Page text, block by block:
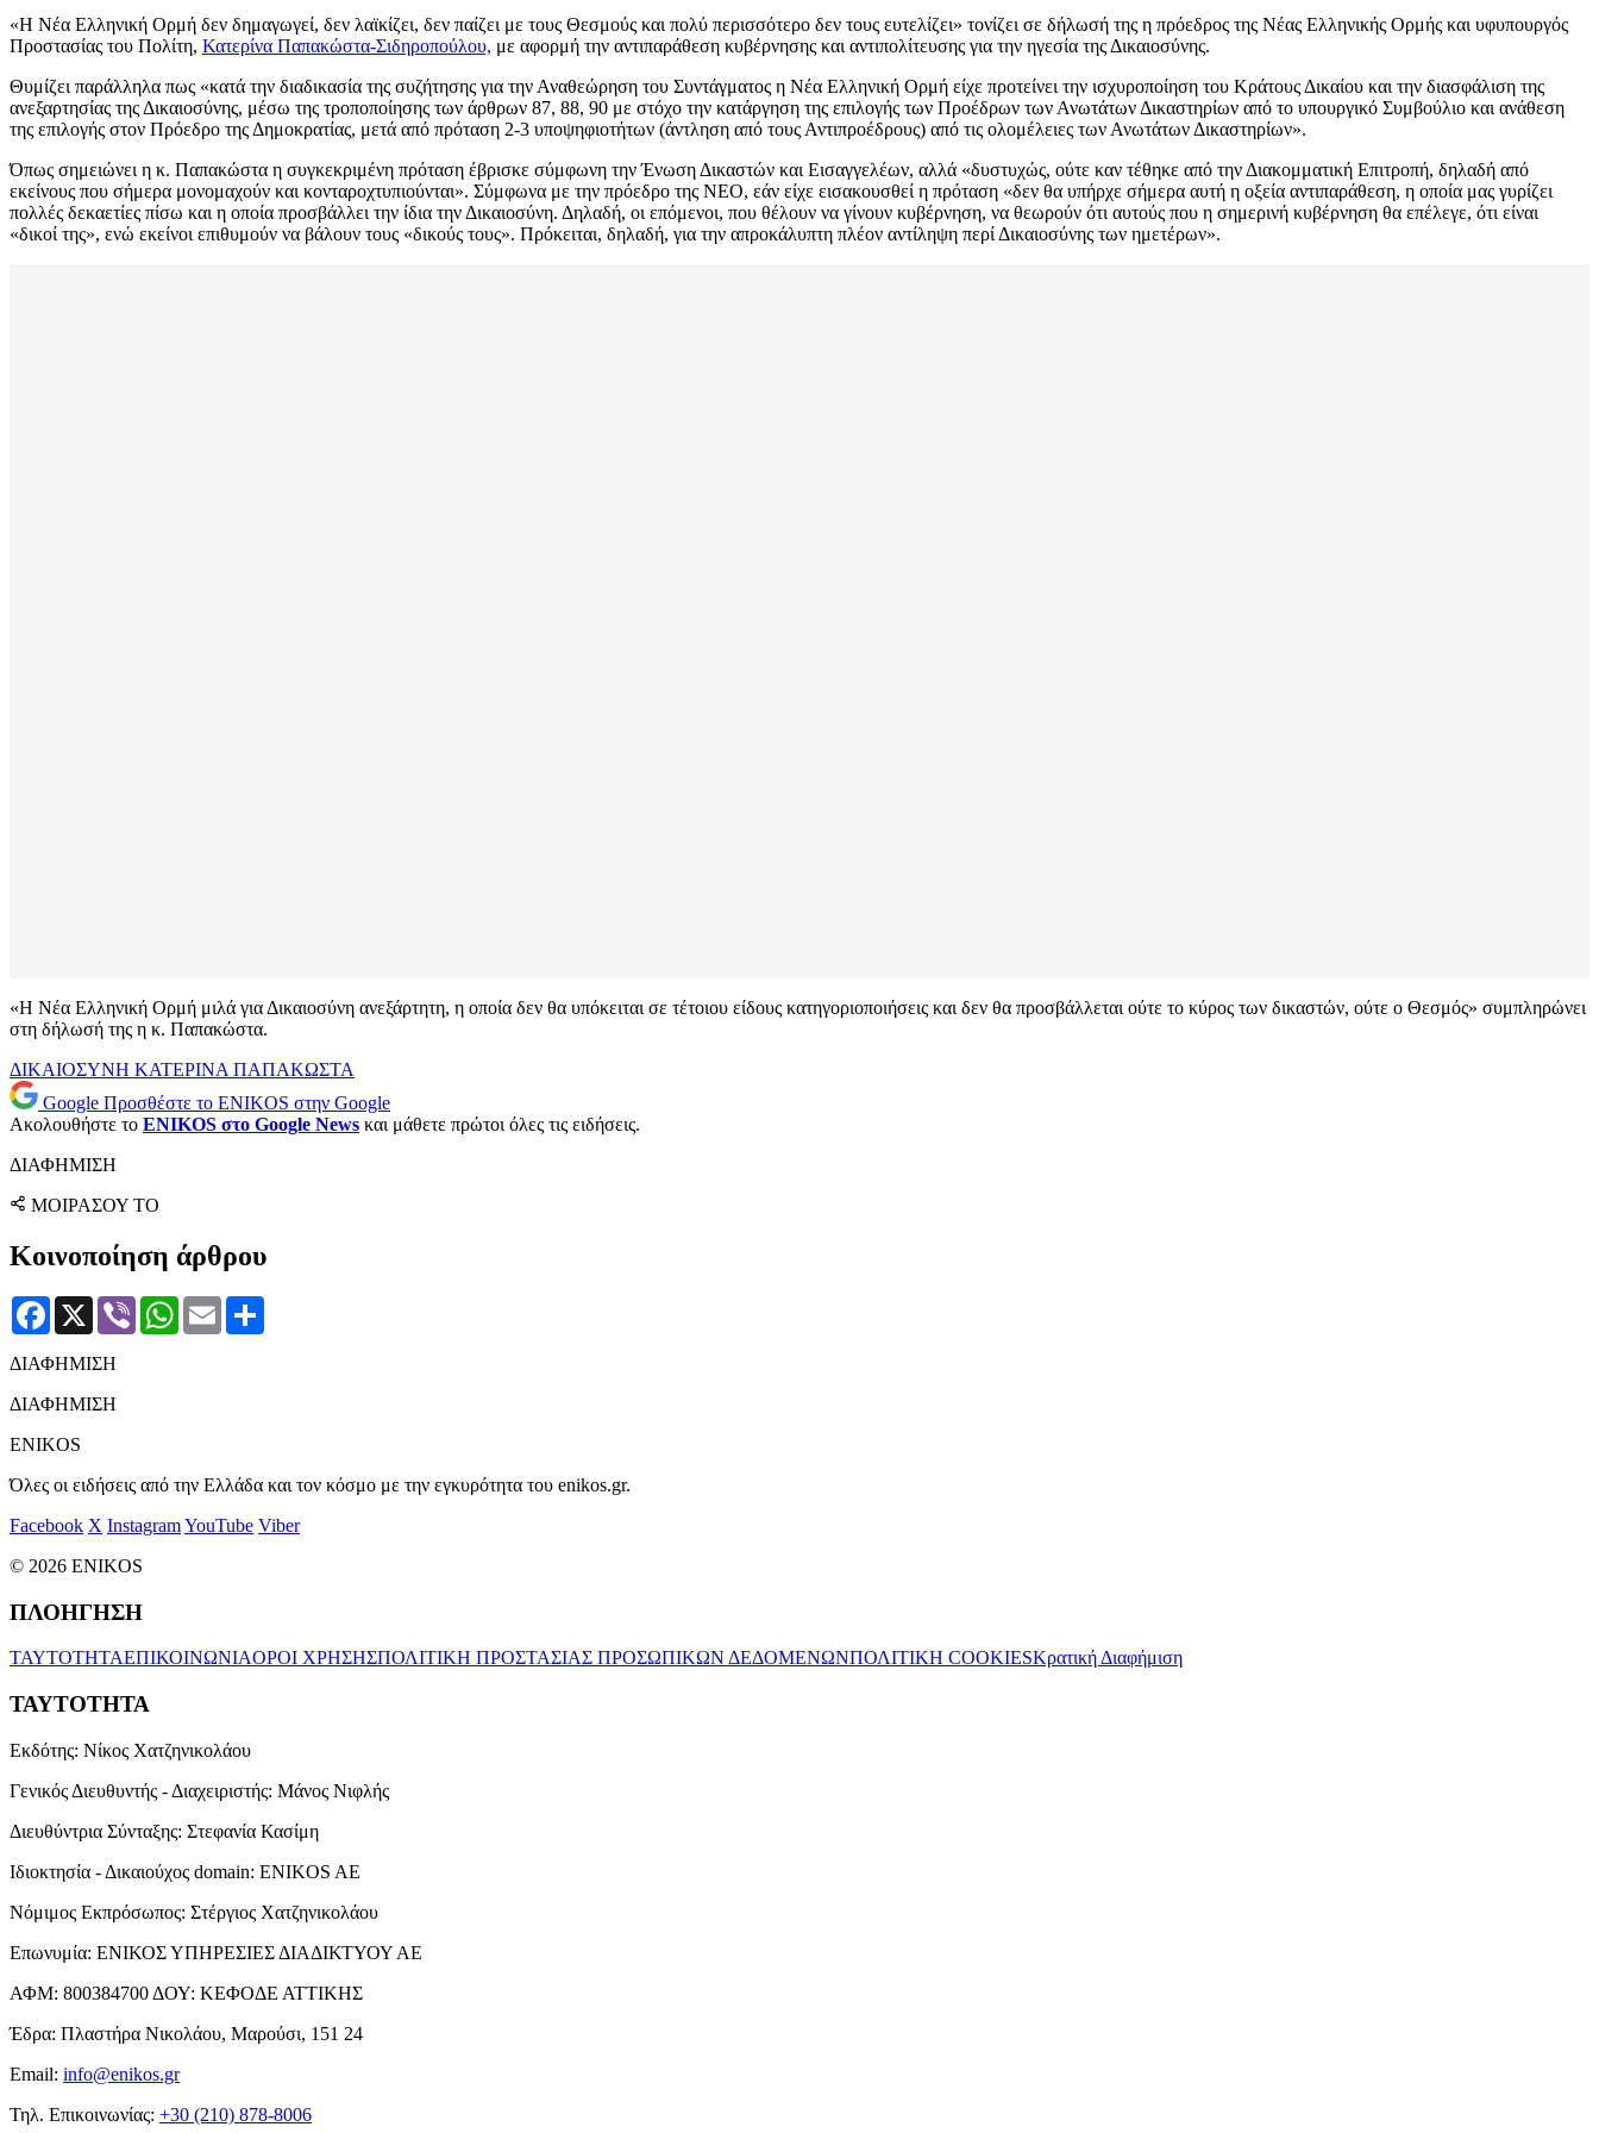
«Η Νέα Ελληνική Ορμή δεν δημαγωγεί, δεν λαϊκίζει, δεν παίζει με τους Θεσμούς και πολύ περισσότερο δεν τους ευτελίζει» τονίζει σε δήλωσή της η πρόεδρος της Νέας Ελληνικής Ορμής και υφυπουργός
Προστασίας του Πολίτη, Κατερίνα Παπακώστα-Σιδηροπούλου, με αφορμή την αντιπαράθεση κυβέρνησης και αντιπολίτευσης για την ηγεσία της Δικαιοσύνης.
Θυμίζει παράλληλα πως «κατά την διαδικασία της συζήτησης για την Αναθεώρηση του Συντάγματος η Νέα Ελληνική Ορμή είχε προτείνει την ισχυροποίηση του Κράτους Δικαίου και την διασφάλιση της
ανεξαρτησίας της Δικαιοσύνης, μέσω της τροποποίησης των άρθρων 87, 88, 90 με στόχο την κατάργηση της επιλογής των Προέδρων των Ανωτάτων Δικαστηρίων από το υπουργικό Συμβούλιο και ανάθεση
της επιλογής στον Πρόεδρο της Δημοκρατίας, μετά από πρόταση 2-3 υποψηφιοτήτων (άντληση από τους Αντιπροέδρους) από τις ολομέλειες των Ανωτάτων Δικαστηρίων».
Όπως σημειώνει η κ. Παπακώστα η συγκεκριμένη πρόταση έβρισκε σύμφωνη την Ένωση Δικαστών και Εισαγγελέων, αλλά «δυστυχώς, ούτε καν τέθηκε από την Διακομματική Επιτροπή, δηλαδή από
εκείνους που σήμερα μονομαχούν και κονταροχτυπιούνται». Σύμφωνα με την πρόεδρο της ΝΕΟ, εάν είχε εισακουσθεί η πρόταση «δεν θα υπήρχε σήμερα αυτή η οξεία αντιπαράθεση, η οποία μας γυρίζει
πολλές δεκαετίες πίσω και η οποία προσβάλλει την ίδια την Δικαιοσύνη. Δηλαδή, οι επόμενοι, που θέλουν να γίνουν κυβέρνηση, να θεωρούν ότι αυτούς που η σημερινή κυβέρνηση θα επέλεγε, ότι είναι
«δικοί της», ενώ εκείνοι επιθυμούν να βάλουν τους «δικούς τους». Πρόκειται, δηλαδή, για την απροκάλυπτη πλέον αντίληψη περί Δικαιοσύνης των ημετέρων».
«Η Νέα Ελληνική Ορμή μιλά για Δικαιοσύνη ανεξάρτητη, η οποία δεν θα υπόκειται σε τέτοιου είδους κατηγοριοποιήσεις και δεν θα προσβάλλεται ούτε το κύρος των δικαστών, ούτε ο Θεσμός» συμπληρώνει
στη δήλωσή της η κ. Παπακώστα.
ΔΙΚΑΙΟΣΥΝΗ ΚΑΤΕΡΙΝΑ ΠΑΠΑΚΩΣΤΑ
Google Προσθέστε το ENIKOS στην Google
Ακολουθήστε το ENIKOS στο Google News και μάθετε πρώτοι όλες τις ειδήσεις.
ΔΙΑΦΗΜΙΣΗ
ΜΟΙΡΑΣΟΥ ΤΟ
Κοινοποίηση άρθρου
Facebook
X Viber WhatsApp
Email
ΔΙΑΦΗΜΙΣΗ
ΔΙΑΦΗΜΙΣΗ
ENIKOS
Όλες οι ειδήσεις από την Ελλάδα και τον κόσμο με την εγκυρότητα του enikos.gr.
Facebook X InstagramYouTube Viber
© 2026 ENIKOS
ΠΛΟΗΓΗΣΗ
ΤΑΥΤΟΤΗΤΑΕΠΙΚΟΙΝΩΝΙΑΟΡΟΙ ΧΡΗΣΗΣΠΟΛΙΤΙΚΗ ΠΡΟΣΤΑΣΙΑΣ ΠΡΟΣΩΠΙΚΩΝ ΔΕΔΟΜΕΝΩΝΠΟΛΙΤΙΚΗ COOKIESΚρατική Διαφήμιση
ΤΑΥΤΟΤΗΤΑ
Εκδότης: Νίκος Χατζηνικολάου
Γενικός Διευθυντής - Διαχειριστής: Μάνος Νιφλής
Διευθύντρια Σύνταξης: Στεφανία Κασίμη
Ιδιοκτησία - Δικαιούχος domain: ENIKOS AE
Νόμιμος Εκπρόσωπος: Στέργιος Χατζηνικολάου
Επωνυμία: ΕΝΙΚΟΣ ΥΠΗΡΕΣΙΕΣ ΔΙΑΔΙΚΤΥΟΥ ΑΕ
ΑΦΜ: 800384700 ΔΟΥ: ΚΕΦΟΔΕ ΑΤΤΙΚΗΣ
Έδρα: Πλαστήρα Νικολάου, Μαρούσι, 151 24
Email: info@enikos.gr
Τηλ. Επικοινωνίας: +30 (210) 878-8006